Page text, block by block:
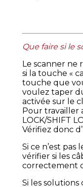
Que faire si le
Le scanner ne
si la touche «
touche que
voulez taper
activée sur le
Pour travailler
LOCK/SHIFT
Vérifiez donc
Si ce n’est
vérifier si les
correctement
Si les solutions